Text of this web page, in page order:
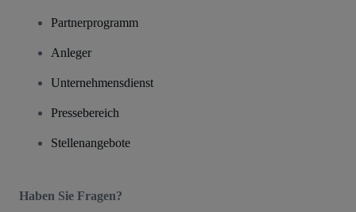
Partnerprogramm
Anleger
Unternehmensdienst
Pressebereich
Stellenangebote
Haben Sie Fragen?